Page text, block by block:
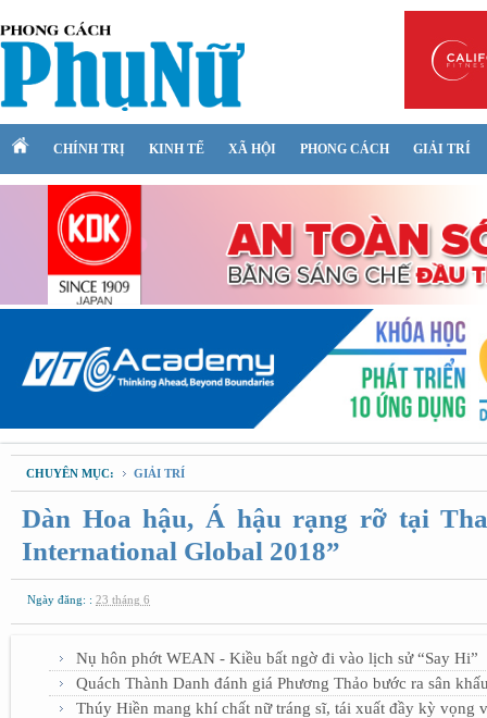
CHÍNH TRỊ KINH TẾ XÃ HỘI PHONG CÁCH GIẢI TRÍ
CHUYÊN MỤC: GIẢI TRÍ
Dàn Hoa hậu, Á hậu rạng rỡ tại
International Global 2018”
Ngày đăng: : 23 tháng 6
Nụ hôn phớt WEAN - Kiều bất ngờ đi vào lịch sử “Say Hi”
Quách Thành Danh đánh giá Phương Thảo bước ra sân
Thúy Hiền mang khí chất nữ tráng sĩ, tái xuất đầy kỳ vọng